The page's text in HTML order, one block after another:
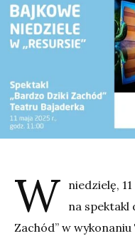
W
niedzielę,
na spektakl
Zachód” w